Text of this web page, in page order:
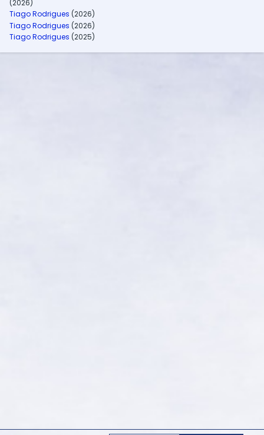
(2026)
Tiago Rodrigues (2026)
Tiago Rodrigues (2026)
Tiago Rodrigues (2025)